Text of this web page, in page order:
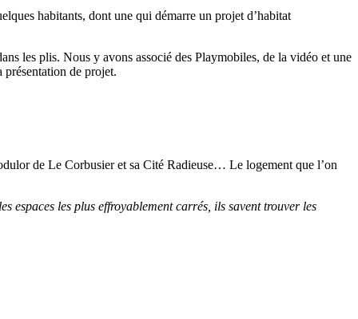
habitants, dont une qui démarre un projet d’habitat
les plis. Nous y avons associé des Playmobiles, de la vidéo et une
présentation de projet.
de Le Corbusier et sa Cité Radieuse… Le logement que l’on
espaces les plus effroyablement carrés, ils savent trouver les